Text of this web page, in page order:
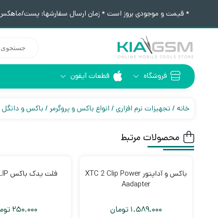
* قیمت و موجودی بروز است * زمان ارسال سفارشها: پست/ماهکس ١٢:٣٠ / تیپاکس
محصولات
فروشگاه
ابزار لحیم کاری
قطعات آیفون
آیفون 6 خانه تجهیزات نرم افزاری انواع باکس و پروگرمر باکس و دانگل
محصولات مرتبط
باکس و آداپتور XTC 2 Clip Power
Aadapter
1.589.000 تومان
فلت یدک باکس XTC 2 CLIP
250.000